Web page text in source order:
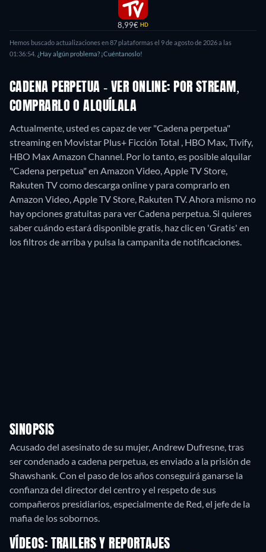
8,99€ HD
Hemos buscado actualizaciones en87plataformas el 9 de agosto de 2026a las
01:36:54 ¿Hay algún problema? ¡Cuéntanoslo!
CADENA PERPETUA - VER ONLINE: POR STREAM,
COMPRARLO O ALQUÍLALA
Actualmente, usted es capaz de ver "Cadena perpetua"
streaming en Movistar Plus+ Ficción Total , HBO Max, Tivify,
HBO Max Amazon Channel. Por lo tanto, es posible alquilar
"Cadena perpetua" en Amazon Video, Apple TV Store,
Rakuten TV como descarga online y para comprarlo en
Amazon Video, Apple TV Store, Rakuten TV.Ahora mismo no
hay opciones gratuitas para ver Cadena perpetua. Si quieres
saber cuándo estará disponible gratis, haz clic en 'Gratis' en
los filtros de arriba y pulsa la campanita de notificaciones.
SINOPSIS
Acusado del asesinato de su mujer, Andrew Dufresne, tras
ser condenado a cadena perpetua, es enviado a la prisión de
Shawshank. Con el paso de los años conseguirá ganarse la
confianza del director del centro y el respeto de sus
compañeros presidiarios, especialmente de Red, el jefe de la
mafia de los sobornos.
VÍDEOS: TRAILERS Y REPORTAJES